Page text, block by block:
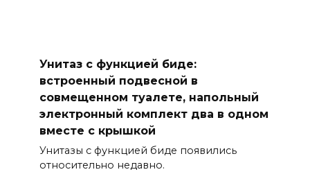
Унитаз с функцией биде:
встроенный подвесной в
совмещенном туалете, напольный
электронный комплект два в одном
вместе с крышкой
Унитазы с функцией биде появились
относительно недавно.